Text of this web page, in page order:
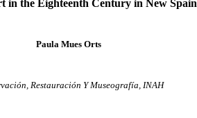
in the Eighteenth Century in New Spain
Paula Mues Orts
Restauración Y Museografía, INAH